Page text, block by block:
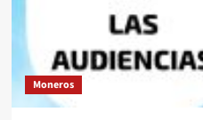
Moneros